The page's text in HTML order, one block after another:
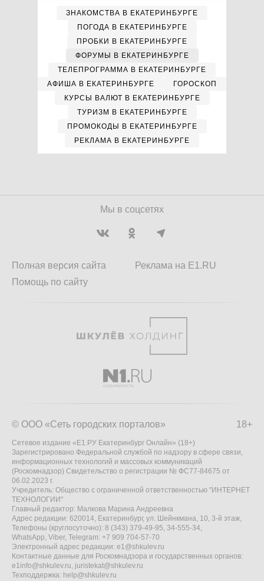
ЗНАКОМСТВА В ЕКАТЕРИНБУРГЕ
ПОГОДА В ЕКАТЕРИНБУРГЕ
ПРОБКИ В ЕКАТЕРИНБУРГЕ
ФОРУМЫ В ЕКАТЕРИНБУРГЕ
ТЕЛЕПРОГРАММА В ЕКАТЕРИНБУРГЕ
АФИША В ЕКАТЕРИНБУРГЕ
ГОРОСКОП
КУРСЫ ВАЛЮТ В ЕКАТЕРИНБУРГЕ
ТУРИЗМ В ЕКАТЕРИНБУРГЕ
ПРОМОКОДЫ В ЕКАТЕРИНБУРГЕ
РЕКЛАМА В ЕКАТЕРИНБУРГЕ
Мы в соцсетях
Полная версия сайта
Помощь по сайту
Реклама на E1.RU
18+
© ООО «Сеть городских порталов»
Сетевое издание «Е1.РУ Екатеринбург Онлайн» (18+)
Зарегистрировано Федеральной службой по надзору в сфере связи,
информационных технологий и массовых коммуникаций
(Роскомнадзор) Свидетельство о регистрации № ФС77-84675 от
06.02.2023 г.
Учредитель: Общество с ограниченной ответственностью "ИНТЕРНЕТ
ТЕХНОЛОГИИ"
Главный редактор: Малкова Марина Андреевна
Адрес редакции: 620014, Екатеринбург, ул. Шейнкмана, 10, 3-й этаж,
Телефоны (круглосуточно): 8 (343) 379-49-95, 34-555-34,
WhatsApp, Viber, Telegram: +7 909 704-57-70
Электронный адрес редакции: e1@shkulev.ru
Контактные данные для Роскомнадзора и государственных органов:
e1info@shkulev.ru, juristekat@shkulev.ru
Техподдержка: help@shkulev.ru